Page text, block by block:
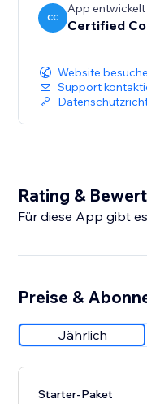
CC
App
Certified
Website
Support
Rating &
Für diese App gibt
Preise &
Jährlich
Starter-Paket